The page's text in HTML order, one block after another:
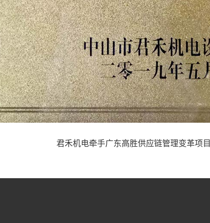
君禾机电牵手广东高胜供应链管理变革项目